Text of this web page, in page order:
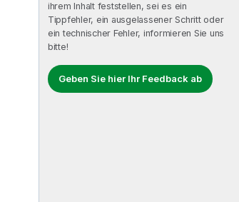
ihrem Inhalt feststellen, sei es ein
Tippfehler, ein ausgelassener Schritt oder
ein technischer Fehler, informieren Sie uns
bitte!
Geben Sie hier Ihr Feedback ab